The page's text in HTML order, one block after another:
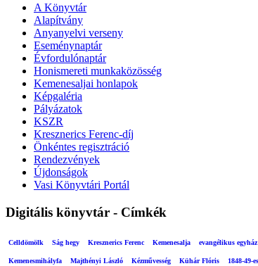
A Könyvtár
Alapítvány
Anyanyelvi verseny
Eseménynaptár
Évfordulónaptár
Honismereti munkaközösség
Kemenesaljai honlapok
Képgaléria
Pályázatok
KSZR
Kresznerics Ferenc-díj
Önkéntes regisztráció
Rendezvények
Újdonságok
Vasi Könyvtári Portál
Digitális könyvtár - Címkék
Celldömölk Ság hegy Kresznerics Ferenc Kemenesalja evangélikus egyház
Kemenesmihályfa Majthényi László Kézművesség Kühár Flóris 1848-49-